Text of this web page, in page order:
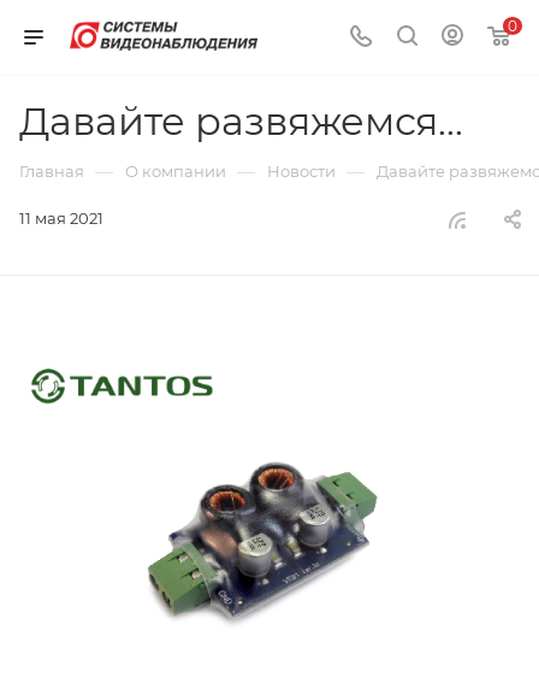
0
Давайте развяжемся...
Главная — О компании — Новости — Давайте
11 мая 2021